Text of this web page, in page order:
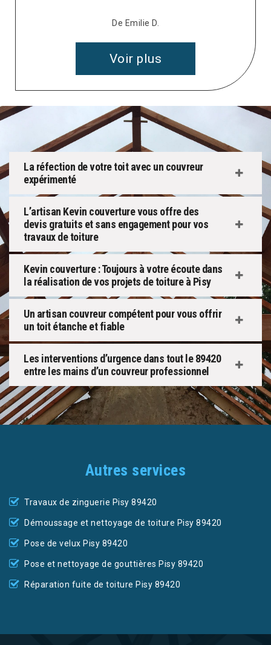
De Emilie D.
Voir plus
La réfection de votre toit avec un couvreur
expérimenté
L’artisan Kevin couverture vous offre des
devis gratuits et sans engagement pour vos
travaux de toiture
Kevin couverture : Toujours à votre écoute dans
la réalisation de vos projets de toiture à Pisy
Un artisan couvreur compétent pour vous offrir
un toit étanche et fiable
Les interventions d’urgence dans tout le 89420
entre les mains d’un couvreur professionnel
Autres services
Travaux de zinguerie Pisy 89420
Démoussage et nettoyage de toiture Pisy 89420
Pose de velux Pisy 89420
Pose et nettoyage de gouttières Pisy 89420
Réparation fuite de toiture Pisy 89420